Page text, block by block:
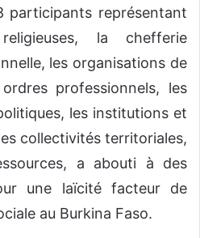
participants représentant
la chefferie
les organisations de
professionnels, les
les institutions et
collectivités territoriales,
a abouti à des
une laïcité facteur de
au Burkina Faso.